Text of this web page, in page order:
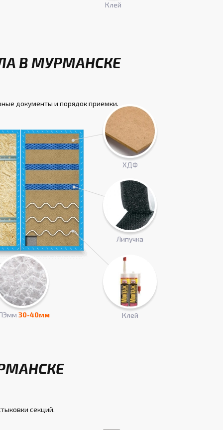
Клей
В МУРМАНСКЕ
документы и порядок приемки.
30-40мм Клей
ХДФ
Липучка
секций.